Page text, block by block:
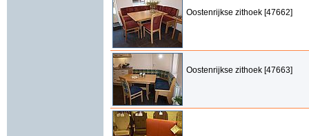
Oostenrijkse zithoek [47662]
Oostenrijkse zithoek [47663]